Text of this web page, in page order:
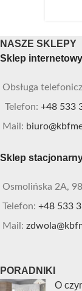
NASZE SKLEPY
Sklep
Obsługa
Telefon: +48 533
Mail:
Sklep
Osmolińska 2A,
Telefon: +48 533
Mail:
PORADNIKI
O